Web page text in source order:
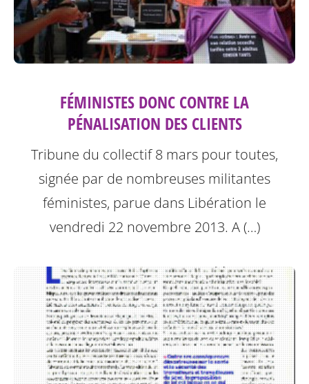
FÉMINISTES DONC CONTRE LA
PÉNALISATION DES CLIENTS
Tribune du collectif 8 mars pour toutes,
signée par de nombreuses militantes
féministes, parue dans Libération le
vendredi 22 novembre 2013. A (…)